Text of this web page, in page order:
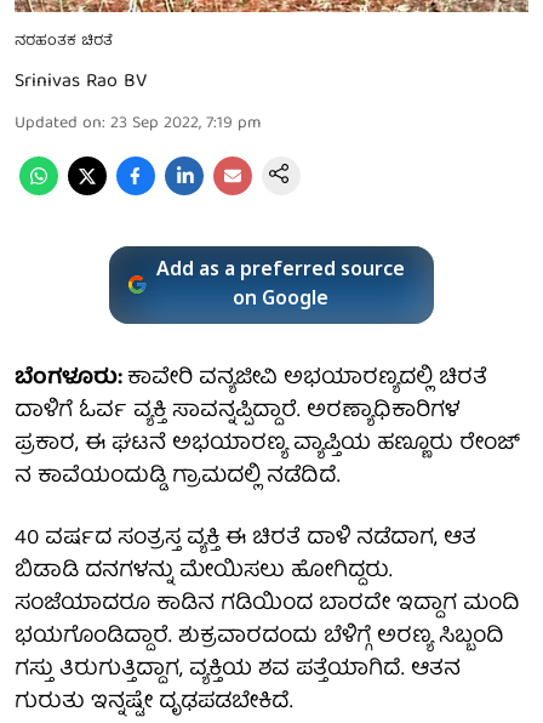
ನರಹಂತಕ ಚಿರತೆ
Srinivas Rao BV
Updated on: 23 Sep 2022, 7:19 pm
Add as a preferred source
on Google
ಬೆಂಗಳೂರು:ಕಾವೇರಿ ವನ್ಯಜೀವಿ ಅಭಯಾರಣ್ಯದಲ್ಲಿ ಚಿರತೆ
ದಾಳಿಗೆ ಓರ್ವ ವ್ಯಕ್ತಿ ಸಾವನ್ನಪ್ಪಿದ್ದಾರೆ. ಅರಣ್ಯಾಧಿಕಾರಿಗಳ
ಪ್ರಕಾರ, ಈ ಘಟನೆ ಅಭಯಾರಣ್ಯ ವ್ಯಾಪ್ತಿಯ ಹಣ್ಣೂರು ರೇಂಜ್
ನ ಕಾವೆಯಂದುಡ್ಡಿ ಗ್ರಾಮದಲ್ಲಿ ನಡೆದಿದೆ.
40 ವರ್ಷದ ಸಂತ್ರಸ್ತ ವ್ಯಕ್ತಿ ಈ ಚಿರತೆ ದಾಳಿ ನಡೆದಾಗ, ಆತ
ಬಿಡಾಡಿ ದನಗಳನ್ನು ಮೇಯಿಸಲು ಹೋಗಿದ್ದರು.
ಸಂಜೆಯಾದರೂ ಕಾಡಿನ ಗಡಿಯಿಂದ ಬಾರದೇ ಇದ್ದಾಗ ಮಂದಿ
ಭಯಗೊಂಡಿದ್ದಾರೆ. ಶುಕ್ರವಾರದಂದು ಬೆಳಿಗ್ಗೆ ಅರಣ್ಯ ಸಿಬ್ಬಂದಿ
ಗಸ್ತು ತಿರುಗುತ್ತಿದ್ದಾಗ, ವ್ಯಕ್ತಿಯ ಶವ ಪತ್ತೆಯಾಗಿದೆ. ಆತನ
ಗುರುತು ಇನ್ನಷ್ಟೇ ದೃಢಪಡಬೇಕಿದೆ.